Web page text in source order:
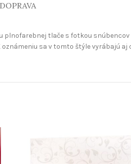
DOPRAVA
plnofarebnej tlače s fotkou
sa v tomto štýle vyrábajú